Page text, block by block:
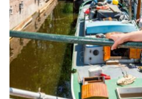
E-mailadres